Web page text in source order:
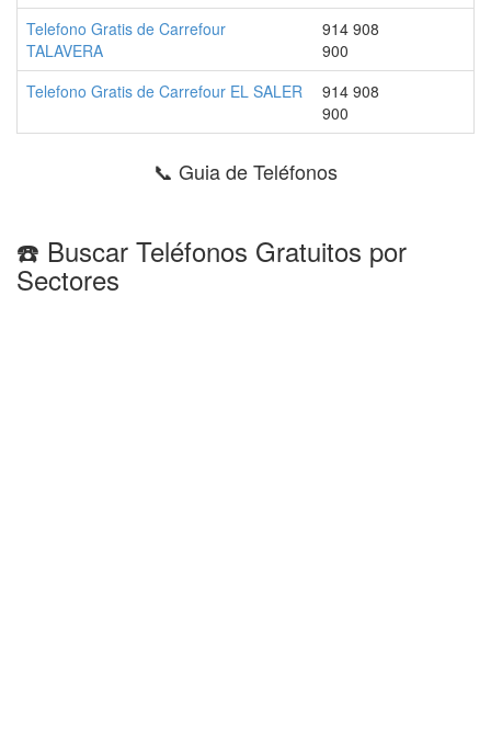
Telefono Gratis de Carrefour
TALAVERA
914 908
900
Telefono Gratis de Carrefour EL SALER
914 908
900
📞 Guia de Teléfonos
☎️ Buscar Teléfonos Gratuitos por
Sectores